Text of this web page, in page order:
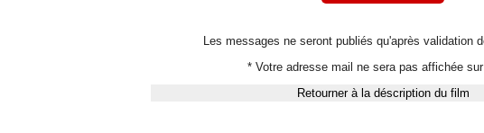
Les messages ne seront publiés qu'après validation
* Votre adresse mail ne sera pas affichée
Retourner à la déscription du film